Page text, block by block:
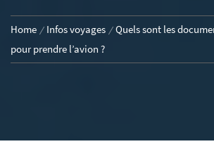
Home Infos voyages
Quels sont les
pour prendre l’avion ?